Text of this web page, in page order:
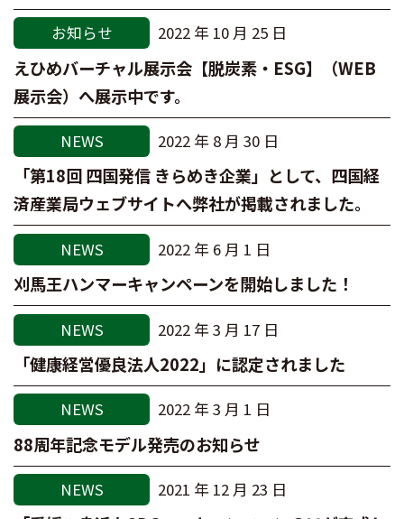
お知らせ 2022 年 10 月 25 日
えひめバーチャル展示会【脱炭素・ESG】（WEB
展示会）へ展示中です。
NEWS 2022 年 8 月 30 日
「第18回 四国発信 きらめき企業」として、四国経
済産業局ウェブサイトへ弊社が掲載されました。
NEWS 2022 年 6 月 1 日
刈馬王ハンマーキャンペーンを開始しました！
NEWS 2022 年 3 月 17 日
「健康経営優良法人2022」に認定されました
NEWS 2022 年 3 月 1 日
88周年記念モデル発売のお知らせ
NEWS 2021 年 12 月 23 日